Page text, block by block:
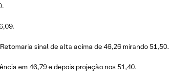
sinal de alta acima de 46,26 mirando 51,50.
em 46,79 e depois projeção nos 51,40.